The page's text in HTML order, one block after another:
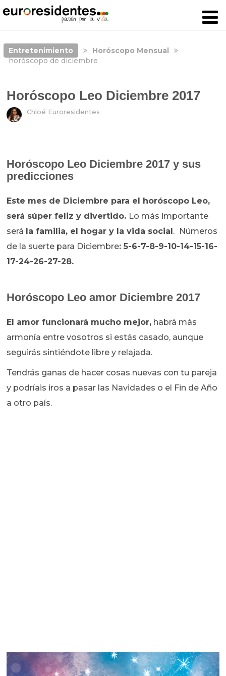
Entretenimiento
Horóscopo Mensual
horóscopo de diciembre
Horóscopo Leo Diciembre 2017
Chloé Euroresidentes
Horóscopo Leo Diciembre 2017 y sus
predicciones
Este mes de Diciembre para el horóscopo Leo,
será súper feliz y divertido. Lo más importante
será la familia, el hogar y la vida social .
Números
de la suerte para Diciembre: 5-6-7-8-9-10-14-15-16-
17-24-26-27-28.
Horóscopo Leo amor Diciembre 2017
El amor funcionará mucho mejor, habrá más
armonía entre vosotros si estás casado, aunque
seguirás sintiéndote libre y relajada.
Tendrás ganas de hacer cosas nuevas con tu pareja
y podríais iros a pasar las Navidades o el Fin de Año
a otro país.